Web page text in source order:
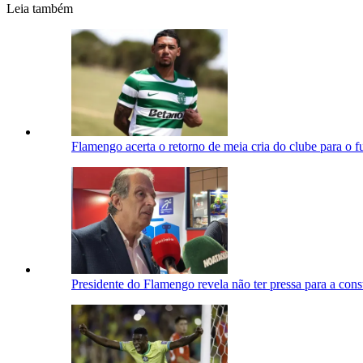
Leia também
Flamengo acerta o retorno de meia cria do clube para o
Presidente do Flamengo revela não ter pressa para a